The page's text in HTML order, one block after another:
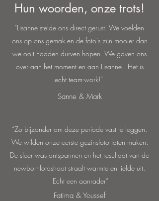
Hun woorden, onze trots!
"Lisanne stelde ons direct gerust. We voelden
ons op ons gemak en de foto’s zijn mooier dan
we ooit hadden durven hopen. We gaven ons
over aan het moment en aan Lisanne . Het is
echt team-work!”
Sanne & Mark
“Zo bijzonder om deze periode vast te leggen.
We wilden onze eerste gezinsfoto laten maken.
De sfeer was ontspannen en het resultaat van de
newbornfotoshoot straalt warmte en liefde uit.
Echt een aanrader”
Fatima & Youssef